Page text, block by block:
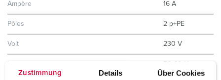
Zustimmung Details Über Cookies
Ampère 16 A
Pôles 2 p+PE
Volt 230 V